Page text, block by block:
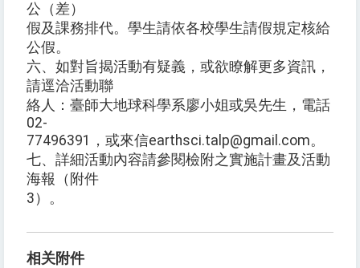
公（差）
假及課務排代。學生請依各校學生請假規定核給
公假。
六、如對旨揭活動有疑義，或欲瞭解更多資訊，
請逕洽活動聯
絡人：臺師大地球科學系廖小姐或吳先生，電話
02-
77496391，或來信earthsci.talp@gmail.com。
七、詳細活動內容請參閱檢附之實施計畫及活動
海報（附件
3）。
相关附件